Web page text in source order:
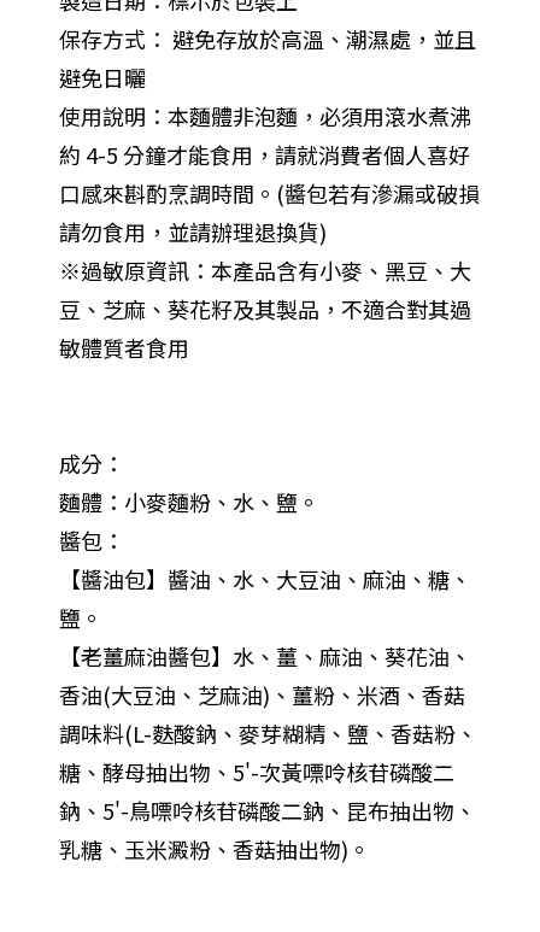
保存方式： 避免存放於高溫、潮濕處，並且
避免日曬
使用說明：本麵體非泡麵，必須用滾水煮沸
約 4-5 分鐘才能食用，請就消費者個人喜好
口感來斟酌烹調時間。(醬包若有滲漏或破損
請勿食用，並請辦理退換貨)
※過敏原資訊：本產品含有小麥、黑豆、大
豆、芝麻、葵花籽及其製品，不適合對其過
敏體質者食用
成分：
麵體：小麥麵粉、水、鹽。
醬包：
【醬油包】醬油、水、大豆油、麻油、糖、
鹽。
【老薑麻油醬包】水、薑、麻油、葵花油、
香油(大豆油、芝麻油)、薑粉、米酒、香菇
調味料(L-麩酸鈉、麥芽糊精、鹽、香菇粉、
糖、酵母抽出物、5'-次黃嘌呤核苷磷酸二
鈉、5'-鳥嘌呤核苷磷酸二鈉、昆布抽出物、
乳糖、玉米澱粉、香菇抽出物)。